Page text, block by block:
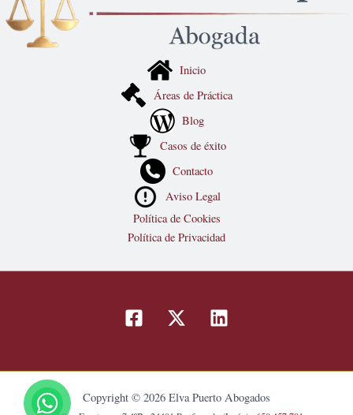
Inicio
Áreas de Práctica
Blog
Casos de éxito
Contacto
Aviso Legal
Política de Cookies
Política de Privacidad
Copyright © 2026 Elva Puerto Abogados